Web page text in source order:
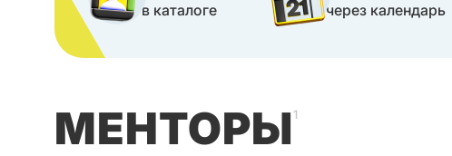
в каталоге
через календарь
МЕНТОРЫ1